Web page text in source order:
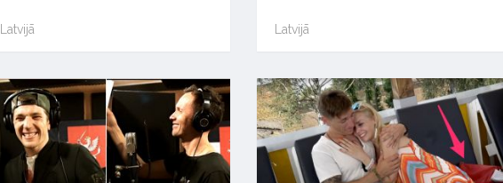
Latvijā Latvijā